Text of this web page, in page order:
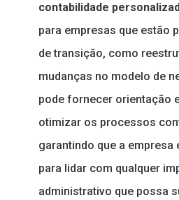
contabilidade
para empresas que estão
de transição, como
mudanças no modelo de
pode fornecer orientação
otimizar os processos
garantindo que a
para lidar com qualquer
administrativo que possa